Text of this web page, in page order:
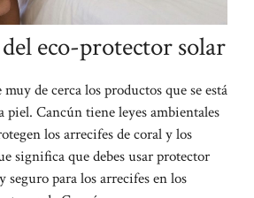
eco-protector solar
de cerca los productos que se está
piel. Cancún tiene leyes ambientales
los arrecifes de coral y los
significa que debes usar protector
seguro para los arrecifes en los